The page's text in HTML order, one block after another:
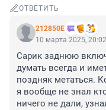
ОТВЕТИТЬ
212850Е
10 марта 2025, 20:02
Сарик заднюю
думать всегда и
поздняк метаться.
я вообще не знал
ничего не дали,